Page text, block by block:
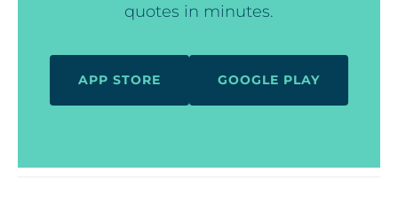
quotes in minutes.
APP STORE GOOGLE PLAY